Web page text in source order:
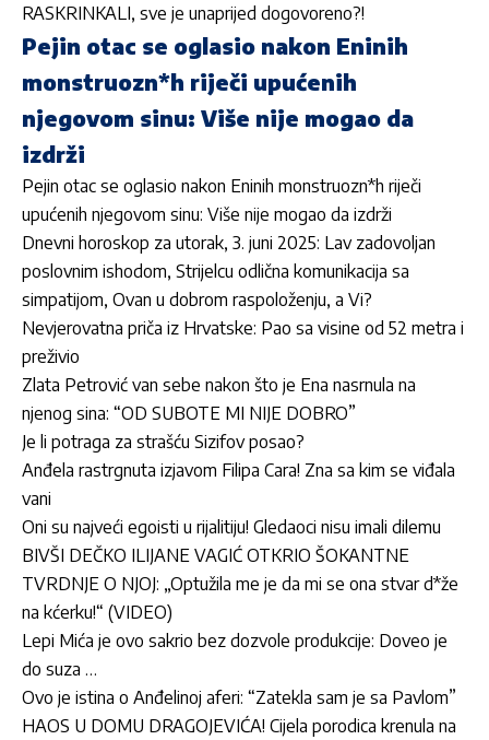
RASKRINKALI, sve je unaprijed dogovoreno?!
Pejin otac se oglasio nakon Eninih
monstruozn*h riječi upućenih
njegovom sinu: Više nije mogao da
izdrži
Pejin otac se oglasio nakon Eninih monstruozn*h riječi
upućenih njegovom sinu: Više nije mogao da izdrži
Dnevni horoskop za utorak, 3. juni 2025: Lav zadovoljan
poslovnim ishodom, Strijelcu odlična komunikacija sa
simpatijom, Ovan u dobrom raspoloženju, a Vi?
Nevjerovatna priča iz Hrvatske: Pao sa visine od 52 metra i
preživio
Zlata Petrović van sebe nakon što je Ena nasrnula na
njenog sina: “OD SUBOTE MI NIJE DOBRO”
Je li potraga za strašću Sizifov posao?
Anđela rastrgnuta izjavom Filipa Cara! Zna sa kim se viđala
vani
Oni su najveći egoisti u rijalitiju! Gledaoci nisu imali dilemu
BIVŠI DEČKO ILIJANE VAGIĆ OTKRIO ŠOKANTNE
TVRDNJE O NJOJ: „Optužila me je da mi se ona stvar d*že
na kćerku!“ (VIDEO)
Lepi Mića je ovo sakrio bez dozvole produkcije: Doveo je
do suza …
Ovo je istina o Anđelinoj aferi: “Zatekla sam je sa Pavlom”
HAOS U DOMU DRAGOJEVIĆA! Cijela porodica krenula na